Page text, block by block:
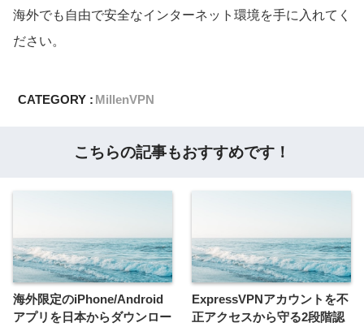
海外でも自由で安全なインターネット環境を手に入れてく
ださい。
CATEGORY : MillenVPN
こちらの記事もおすすめです！
海外限定のiPhone/Android
アプリを日本からダウンロー
ExpressVPNアカウントを不
正アクセスから守る2段階認